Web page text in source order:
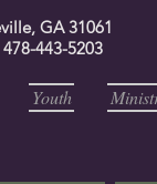
GA 31061
443-5203
Youth